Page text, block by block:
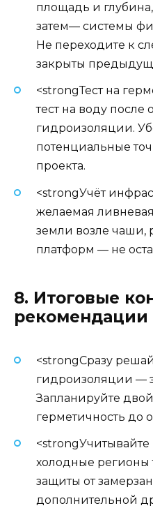
площадь и
затем— системы
Не переходите к
закрыты
<strongТест на
тест на воду после
гидроизоляции.
потенциальные
проекта.
<strongУчёт
желаемая
земли возле чаши,
платформ — не
8. Итоговые
рекомендации
<strongСразу
гидроизоляции —
Запланируйте
герметичность до
холодные регионы
защиты от
дополнительной